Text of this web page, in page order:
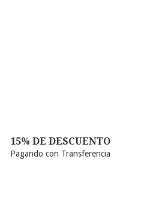
15% DE DESCUENTO
Pagando con Transferencia